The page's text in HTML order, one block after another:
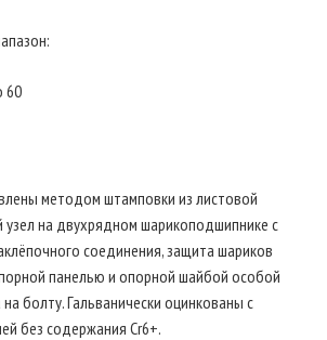
60
методом штамповки из листовой
узел на двухрядном шарикоподшипнике с
соединения, защита шариков
панелью и опорной шайбой особой
болту. Гальванически оцинкованы с
без содержания Cr6+.